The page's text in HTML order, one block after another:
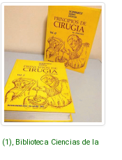
] (1), Biblioteca Ciencias de la